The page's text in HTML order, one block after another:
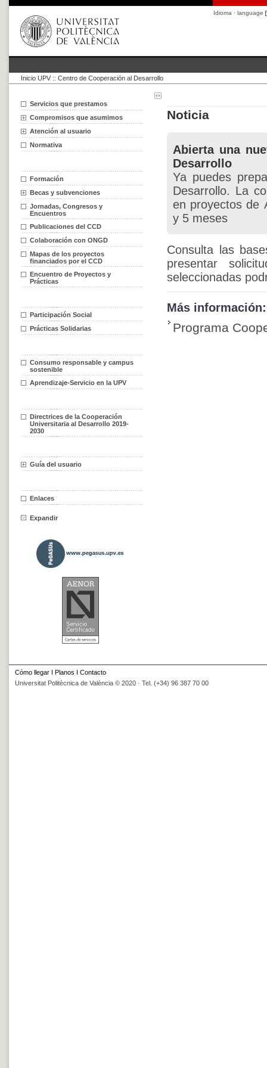
Idioma · language
Inicio UPV :: Centro de Cooperación al Desarrollo
Servicios que prestamos
Compromisos que asumimos
Atención al usuario
Normativa
Formación
Becas y subvenciones
Jornadas, Congresos y
Encuentros
Publicaciones del CCD
Colaboración con ONGD
Mapas de los proyectos
financiados por el CCD
Encuentro de Proyectos y
Prácticas
Participación Social
Prácticas Solidarias
Consumo responsable y campus
sostenible
Aprendizaje-Servicio en la UPV
Directrices de la Cooperación
Universitaria al Desarrollo 2019-
2030
Guía del usuario
Enlaces
Expandir
Noticia
Abierta una
Desarrollo
Ya puedes
Desarrollo. La
en proyectos de
y 5 meses
Consulta las
presentar
seleccionadas
Más información:
Programa
Cómo llegar I Planos I Contacto
Universitat Politècnica de València © 2020 · Tel. (+34) 96 387 70 00